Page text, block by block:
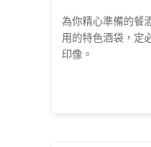
為你精心準備的餐
用的特色酒袋，定
印像。